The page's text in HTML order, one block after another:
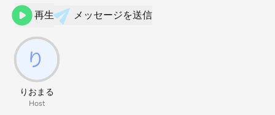
再生 メッセージを送信
りおまる
Host